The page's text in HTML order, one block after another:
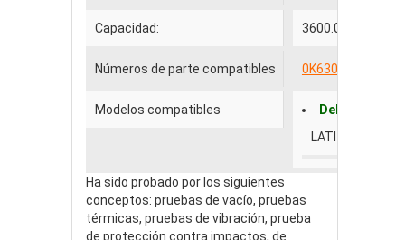
Capacidad: 3600.00mAh
Números de parte compatibles 0K630
Modelos compatibles
Dell
LATITUDE X200
Ha sido probado por los siguientes
conceptos: pruebas de vacío, pruebas
térmicas, pruebas de vibración, prueba
de protección contra impactos, de